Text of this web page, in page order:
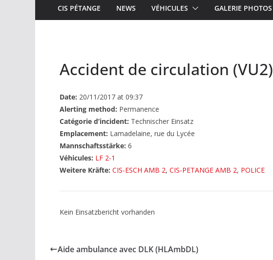
CIS PÉTANGE NEWS VÉHICULES GALERIE PHOTOS
Accident de circulation (VU2)
Date: 20/11/2017 at 09:37
Alerting method: Permanence
Catégorie d’incident: Technischer Einsatz
Emplacement: Lamadelaine, rue du Lycée
Mannschaftsstärke: 6
Véhicules: LF 2-1
Weitere Kräfte: CIS-ESCH AMB 2, CIS-PETANGE AMB 2, POLICE
Kein Einsatzbericht vorhanden
Aide ambulance avec DLK (HLAmbDL)